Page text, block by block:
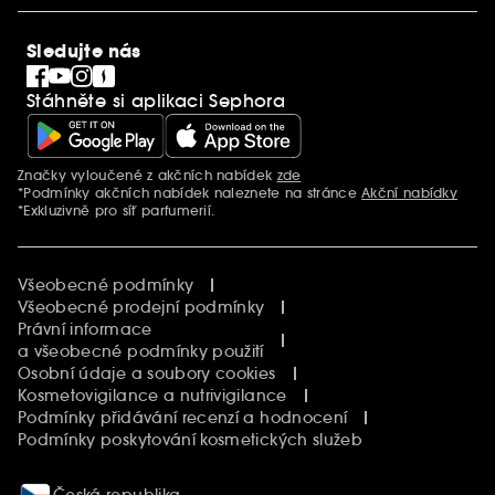
SEPHORiA
Blog Sephora
Singles´ Day
Black Friday
Cyber Monday
Vánoce
Sledujte nás
Stáhněte si aplikaci Sephora
Další informace
Značky vyloučené z akčních nabídek zde
*Podmínky akčních nabídek naleznete na stránceAkční nabídky
*Exkluzivně pro síť parfumerií.
Všeobecné podmínky
Všeobecné prodejní podmínky
Právní informace
a všeobecné podmínky použití
Osobní údaje a soubory cookies
Kosmetovigilance a nutrivigilance
Podmínky přidávání recenzí a hodnocení
Podmínky poskytování kosmetických služeb